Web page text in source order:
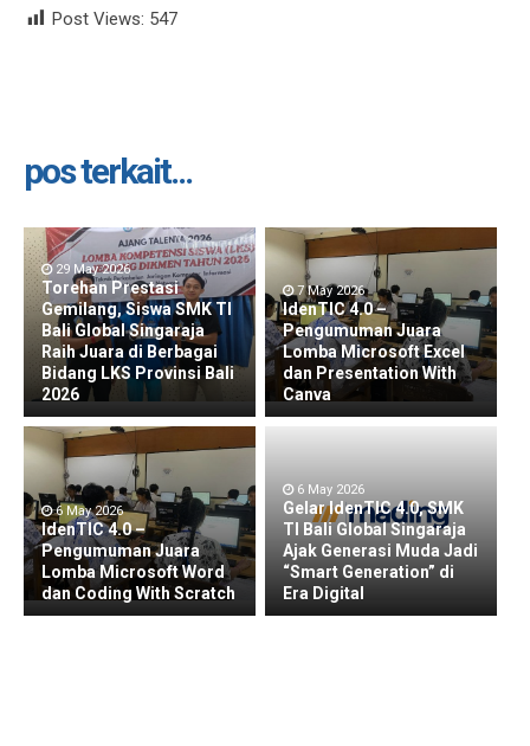
Post Views: 547
pos terkait...
29 May 2026
Torehan Prestasi
Gemilang, Siswa SMK TI
Bali Global Singaraja
Raih Juara di Berbagai
Bidang LKS Provinsi Bali
2026
7 May 2026
IdenTIC 4.0 –
Pengumuman Juara
Lomba Microsoft Excel
dan Presentation With
Canva
6 May 2026
IdenTIC 4.0 –
Pengumuman Juara
Lomba Microsoft Word
dan Coding With Scratch
6 May 2026
Gelar IdenTIC 4.0, SMK
TI Bali Global Singaraja
Ajak Generasi Muda Jadi
“Smart Generation” di
Era Digital